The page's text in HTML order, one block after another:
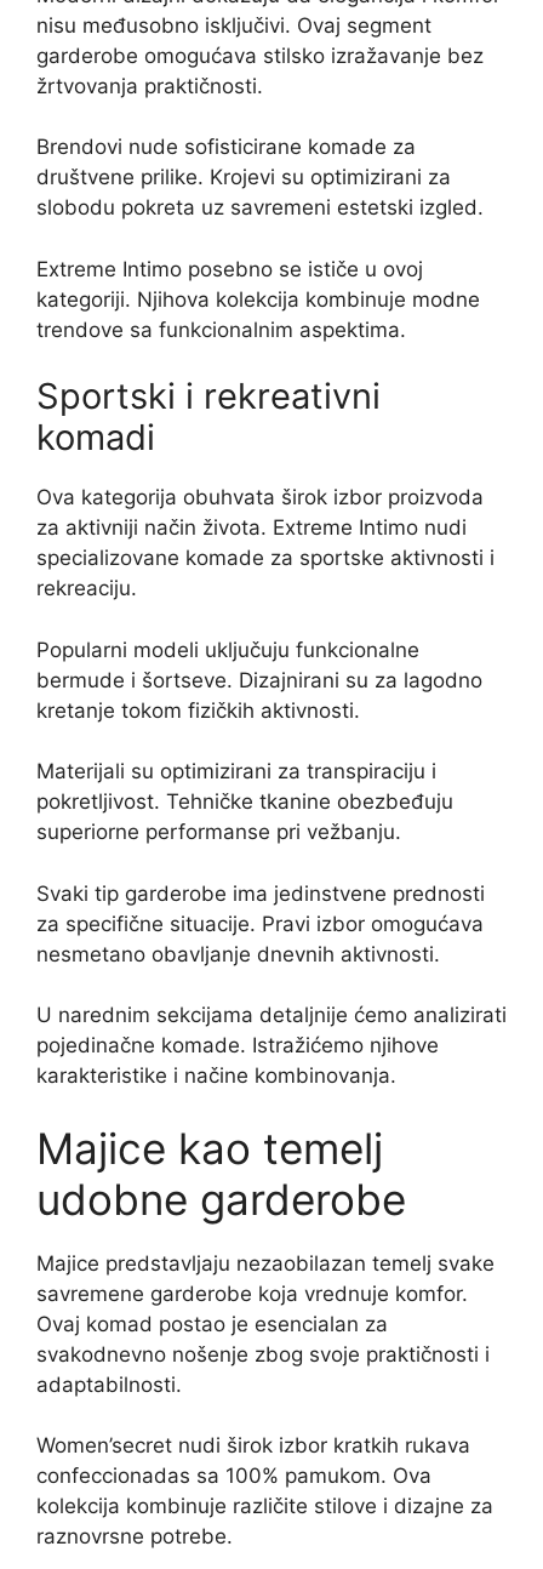
nisu međusobno isključivi. Ovaj segment
garderobe omogućava stilsko izražavanje bez
žrtvovanja praktičnosti.
Brendovi nude sofisticirane komade za
društvene prilike. Krojevi su optimizirani za
slobodu pokreta uz savremeni estetski izgled.
Extreme Intimo posebno se ističe u ovoj
kategoriji. Njihova kolekcija kombinuje modne
trendove sa funkcionalnim aspektima.
Sportski i rekreativni
komadi
Ova kategorija obuhvata širok izbor proizvoda
za aktivniji način života. Extreme Intimo nudi
specializovane komade za sportske aktivnosti i
rekreaciju.
Popularni modeli uključuju funkcionalne
bermude i šortseve. Dizajnirani su za lagodno
kretanje tokom fizičkih aktivnosti.
Materijali su optimizirani za transpiraciju i
pokretljivost. Tehničke tkanine obezbeđuju
superiorne performanse pri vežbanju.
Svaki tip garderobe ima jedinstvene prednosti
za specifične situacije. Pravi izbor omogućava
nesmetano obavljanje dnevnih aktivnosti.
U narednim sekcijama detaljnije ćemo analizirati
pojedinačne komade. Istražićemo njihove
karakteristike i načine kombinovanja.
Majice kao temelj
udobne garderobe
Majice predstavljaju nezaobilazan temelj svake
savremene garderobe koja vrednuje komfor.
Ovaj komad postao je esencialan za
svakodnevno nošenje zbog svoje praktičnosti i
adaptabilnosti.
Women’secret nudi širok izbor kratkih rukava
confeccionadas sa 100% pamukom. Ova
kolekcija kombinuje različite stilove i dizajne za
raznovrsne potrebe.